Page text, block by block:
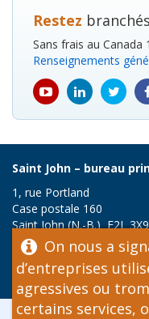
Restez
Sans frais au Canada
Renseignements
youtube
icon
Linkedin
icon
icon
Saint John – bureau
1, rue Portland
Case postale 160
Saint John (N.-B.) E2L 3X9
Sans frais au Canada :
1 800 999-9775
On nous a
d’entreprises
agressives ou
certains services,